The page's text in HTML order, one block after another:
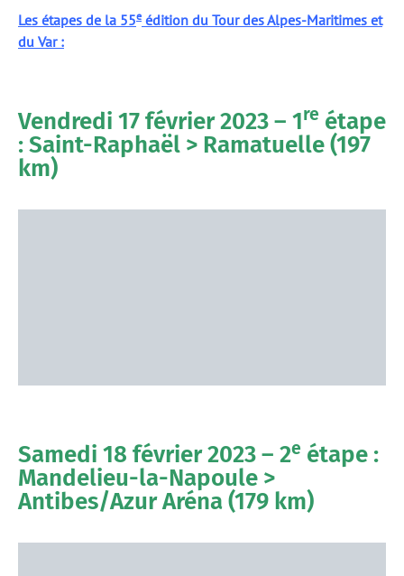
Les étapes de la 55e édition du Tour des Alpes-Maritimes et
du Var :
Vendredi 17 février 2023 – 1re étape
: Saint-Raphaël > Ramatuelle (197
km)
Samedi 18 février 2023 – 2e étape :
Mandelieu-la-Napoule >
Antibes/Azur Aréna (179 km)